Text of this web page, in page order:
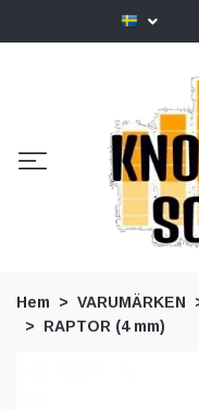
Hem VARUMÄRKEN
RAPTOR (4 mm)